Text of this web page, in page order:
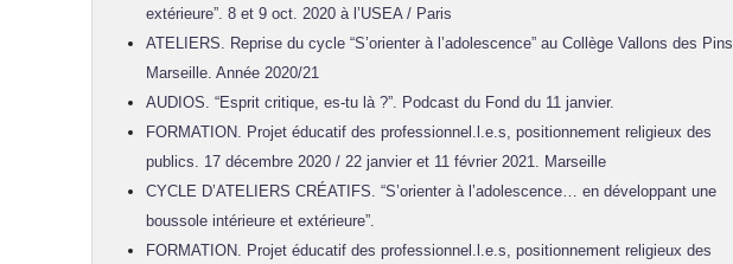
extérieure”. 8 et 9 oct. 2020 à l’USEA / Paris
ATELIERS. Reprise du cycle “S’orienter à l’adolescence” au Collège Vallons des Pins.
Marseille. Année 2020/21
AUDIOS. “Esprit critique, es-tu là ?”. Podcast du Fond du 11 janvier.
FORMATION. Projet éducatif des professionnel.l.e.s, positionnement religieux des
publics. 17 décembre 2020 / 22 janvier et 11 février 2021. Marseille
CYCLE D’ATELIERS CRÉATIFS. “S’orienter à l’adolescence… en développant une
boussole intérieure et extérieure”.
FORMATION. Projet éducatif des professionnel.l.e.s, positionnement religieux des